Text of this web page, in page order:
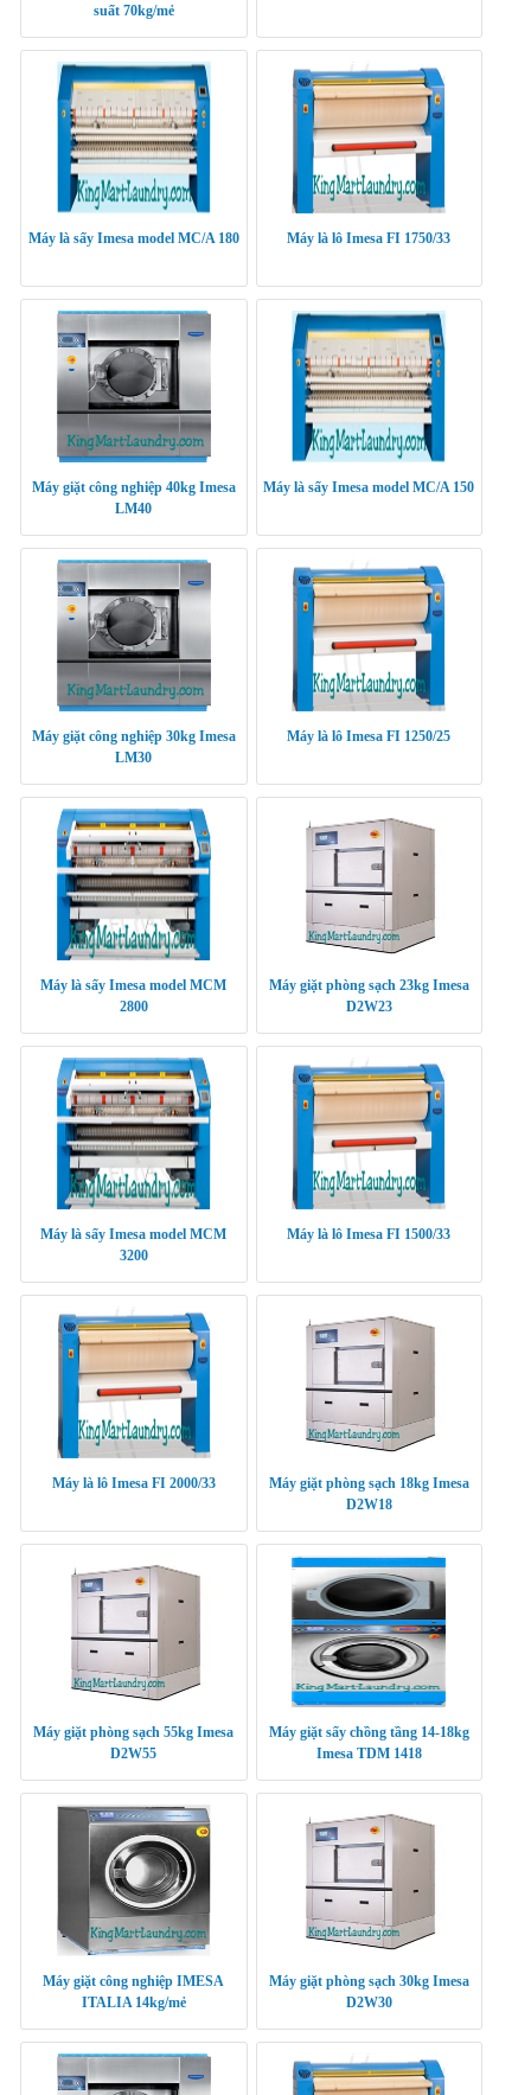
suất 70kg/mẻ
Máy là sấy Imesa model MC/A 180 Máy là lô Imesa FI 1750/33
Máy giặt công nghiệp 40kg Imesa
LM40
Máy là sấy Imesa model MC/A 150
Máy giặt công nghiệp 30kg Imesa
LM30
Máy là lô Imesa FI 1250/25
Máy là sấy Imesa model MCM
2800
Máy giặt phòng sạch 23kg Imesa
D2W23
Máy là sấy Imesa model MCM
3200
Máy là lô Imesa FI 1500/33
Máy là lô Imesa FI 2000/33
Máy giặt phòng sạch 18kg Imesa
D2W18
Máy giặt phòng sạch 55kg Imesa
D2W55
Máy giặt sấy chồng tầng 14-18kg
Imesa TDM 1418
Máy giặt công nghiệp IMESA
ITALIA 14kg/mẻ
Máy giặt phòng sạch 30kg Imesa
D2W30